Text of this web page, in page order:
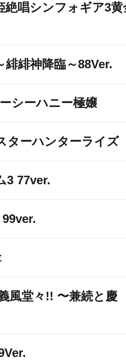
絶唱シンフォギア3黄
緋神降臨～88Ver.
シーハニー極嬢
ターハンターライズ
3 77ver.
風堂々!! 〜兼続と慶